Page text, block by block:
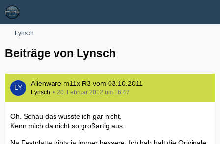
Lynsch
Beiträge von Lynsch
Alienware m11x R3 vom 03.10.2011
Lynsch 20. Februar 2012 um 16:47
Oh. Schau das wusste ich gar nicht.
Kenn mich da nicht so großartig aus.